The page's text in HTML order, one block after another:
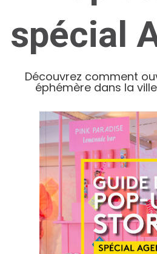
spécial
Découvrez comment
éphémère dans la